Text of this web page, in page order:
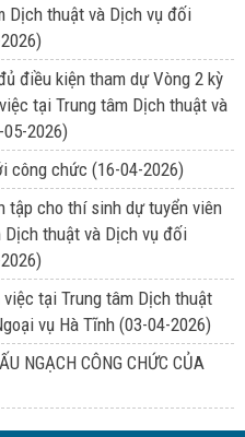
Dịch thuật và Dịch vụ đối
điều kiện tham dự Vòng 2 kỳ
tại Trung tâm Dịch thuật và
2026)
công chức (16-04-2026)
tập cho thí sinh dự tuyển viên
thuật và Dịch vụ đối
tại Trung tâm Dịch thuật
vụ Hà Tĩnh (03-04-2026)
NGẠCH CÔNG CHỨC CỦA